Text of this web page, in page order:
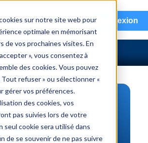
sur notre site web pour
optimale en mémorisant
de vos prochaines visites. En
», vous consentez à
des cookies. Vous pouvez
refuser » ou sélectionner «
gérer vos préférences.
des cookies, vos
pas suivies lors de votre
seul cookie sera utilisé dans
de se souvenir de ne pas suivre
Connexion
DE PIÈCES
Véhicule | NIV
de pièce | interchange